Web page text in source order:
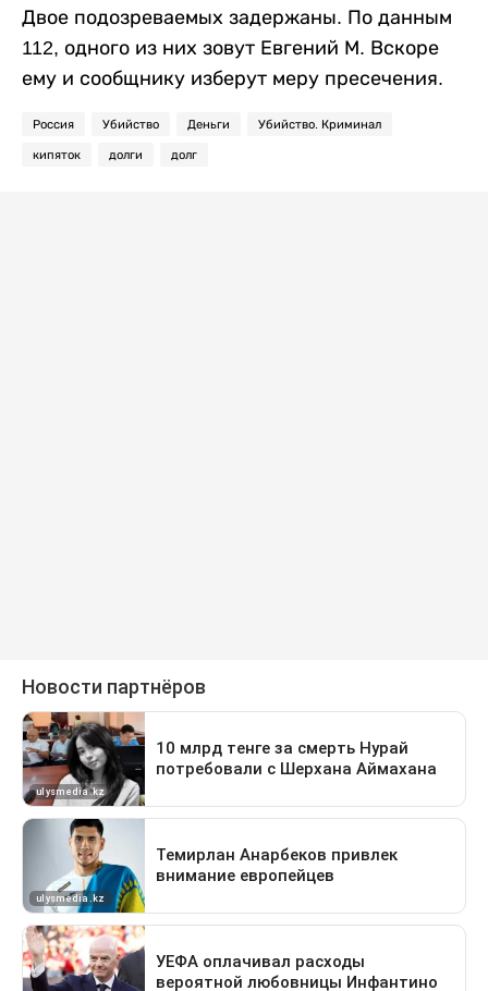
Двое подозреваемых задержаны. По данным
112, одного из них зовут Евгений М. Вскоре
ему и сообщнику изберут меру пресечения.
Россия Убийство Деньги Убийство. Криминал
кипяток долги долг